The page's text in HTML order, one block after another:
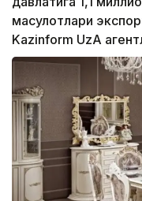
маҳсулотлари
Kazinform UzA